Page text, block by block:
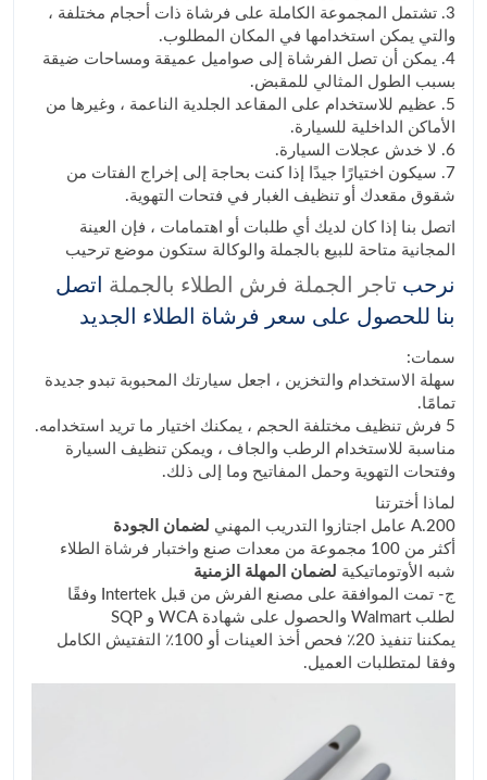
3. تشتمل المجموعة الكاملة على فرشاة ذات أحجام مختلفة ،
والتي يمكن استخدامها في المكان المطلوب.
4. يمكن أن تصل الفرشاة إلى صواميل عميقة ومساحات ضيقة
بسبب الطول المثالي للمقبض.
5. عظيم للاستخدام على المقاعد الجلدية الناعمة ، وغيرها من
الأماكن الداخلية للسيارة.
6. لا خدش عجلات السيارة.
7. سيكون اختيارًا جيدًا إذا كنت بحاجة إلى إخراج الفتات من
شقوق مقعدك أو تنظيف الغبار في فتحات التهوية.
اتصل بنا إذا كان لديك أي طلبات أو اهتمامات ، فإن العينة
المجانية متاحة للبيع بالجملة والوكالة ستكون موضع ترحيب
نرحب تاجر الجملة فرش الطلاء بالجملة اتصل
بنا للحصول على سعر فرشاة الطلاء الجديد
سمات:
سهلة الاستخدام والتخزين ، اجعل سيارتك المحبوبة تبدو جديدة
تمامًا.
5 فرش تنظيف مختلفة الحجم ، يمكنك اختيار ما تريد استخدامه.
مناسبة للاستخدام الرطب والجاف ، ويمكن تنظيف السيارة
وفتحات التهوية وحمل المفاتيح وما إلى ذلك.
لماذا أخترتنا
A.200 عامل اجتازوا التدريب المهني
لضمان الجودة
أكثر من 100 مجموعة من معدات صنع واختبار فرشاة الطلاء
شبه الأوتوماتيكية لضمان المهلة الزمنية
ج- تمت الموافقة على مصنع الفرش من قبل Intertek وفقًا
لطلب Walmart والحصول على شهادة WCA و SQP
يمكننا تنفيذ 20٪ فحص أخذ العينات أو 100٪ التفتيش الكامل
وفقا لمتطلبات العميل.